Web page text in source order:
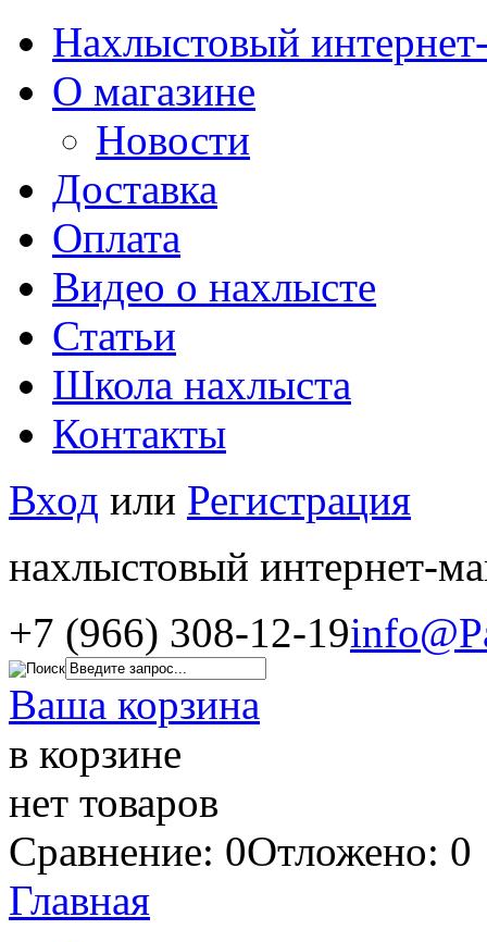
Нахлыстовый
О магазине
Новости
Доставка
Оплата
Видео о нахлысте
Статьи
Школа нахлыста
Контакты
Вход или Регистрация
нахлыстовый интернет-
+7 (966) 308-12-19
Ваша корзина
в корзине
нет товаров
Сравнение: 0Отложено: 0
Главная